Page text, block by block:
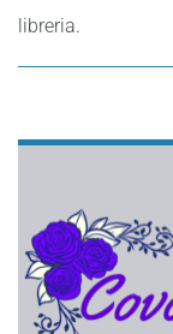
libreria.